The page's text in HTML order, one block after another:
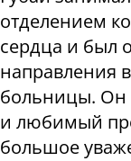
отделением
сердца и был
направления
больницы. Он
и любимый
большое